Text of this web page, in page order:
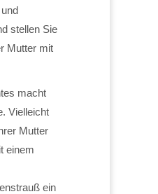
stellen Sie
Mutter mit
macht
Vielleicht
Mutter
einem
ein